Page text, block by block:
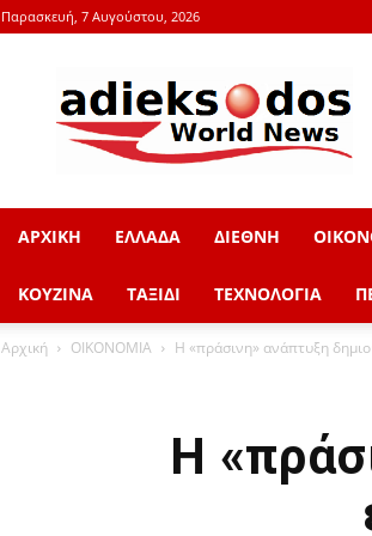
Παρασκευή, 7 Αυγούστου, 2026
adieksodos.gr
ΑΡΧΙΚΗ ΕΛΛΑΔΑ ΔΙΕΘΝΗ
ΚΟΥΖΙΝΑ ΤΑΞΙΔΙ ΤΕΧΝΟΛΟΓΙΑ
Αρχική ΟΙΚΟΝΟΜΙΑ Η «πράσινη» ανάπτυξη
Η